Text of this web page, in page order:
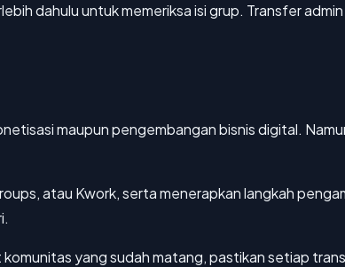
dahulu untuk memeriksa isi grup. Transfer
maupun pengembangan bisnis digital.
atau Kwork, serta menerapkan langkah
yang sudah matang, pastikan setiap